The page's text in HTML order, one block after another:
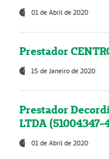
01 de Abril de 2020
Prestador
15 de Janeiro de 2020
Prestador
LTDA (51004347-
01 de Abril de 2020